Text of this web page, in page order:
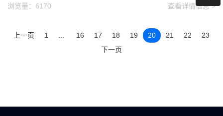
浏览量：6170
查看详情信息 >
上一页 1 ... 16 17 18 19 20 21 22
23
下一页